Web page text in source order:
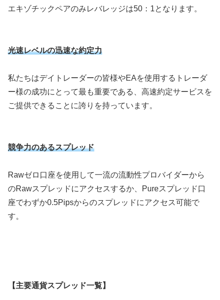
エキゾチックペアのみレバレッジは50：1となります。
光速レベルの迅速な約定力
私たちはデイトレーダーの皆様やEAを使用するトレーダ
ー様の成功にとって最も重要である、高速約定サービスを
ご提供できることに誇りを持っています。
競争力のあるスプレッド
Rawゼロ口座を使用して一流の流動性プロバイダーから
のRawスプレッドにアクセスするか、Pureスプレッド口
座でわずか0.5Pipsからのスプレッドにアクセス可能で
す。
【主要通貨スプレッド一覧】